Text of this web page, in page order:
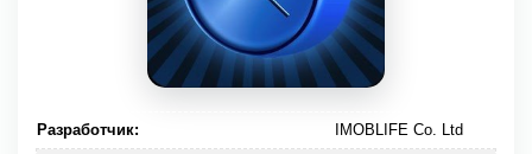
Разработчик: IMOBLIFE Co. Ltd